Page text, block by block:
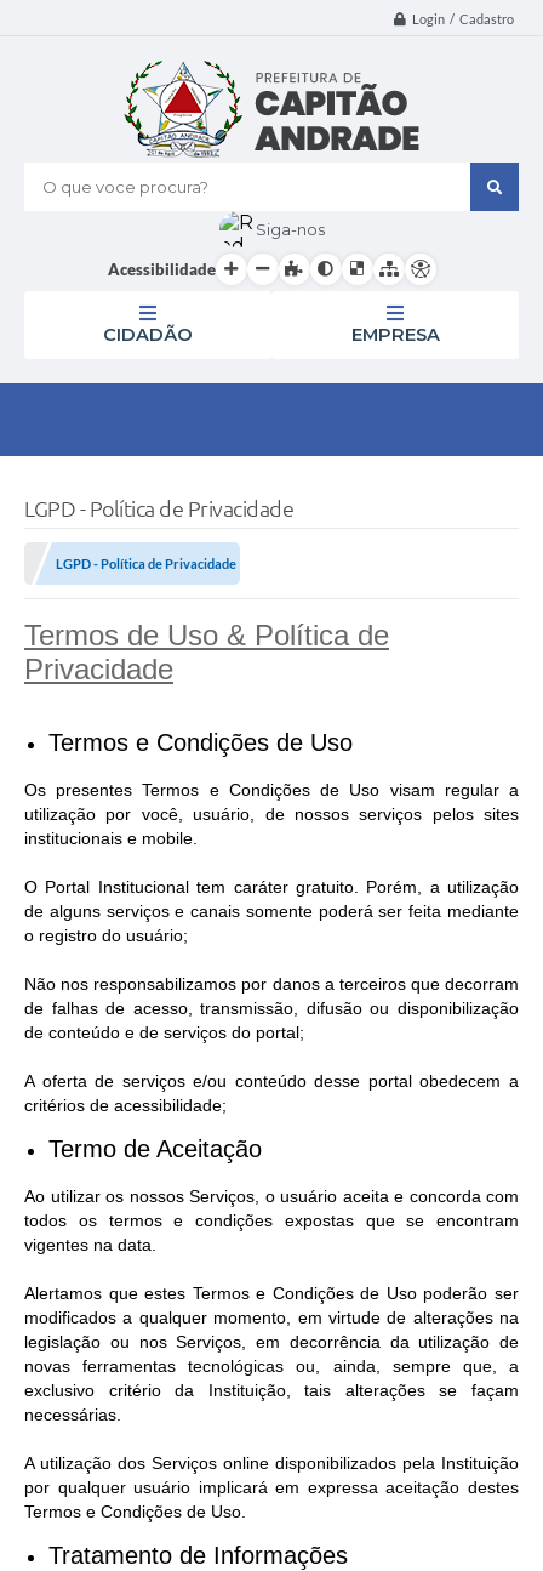
Login / Cadastro
O que voce procura?
Siga-nos
Acessibilidade
CIDADÃO EMPRESA
LGPD - Política de Privacidade
LGPD - Política de Privacidade
Termos de Uso & Política de
Privacidade
Termos e Condições de Uso
Os presentes Termos e Condições de Uso visam regular a
utilização por você, usuário, de nossos serviços pelos sites
institucionais e mobile.
O Portal Institucional tem caráter gratuito. Porém, a utilização
de alguns serviços e canais somente poderá ser feita mediante
o registro do usuário;
Não nos responsabilizamos por danos a terceiros que decorram
de falhas de acesso, transmissão, difusão ou disponibilização
de conteúdo e de serviços do portal;
A oferta de serviços e/ou conteúdo desse portal obedecem a
critérios de acessibilidade;
Termo de Aceitação
Ao utilizar os nossos Serviços, o usuário aceita e concorda com
todos os termos e condições expostas que se encontram
vigentes na data.
Alertamos que estes Termos e Condições de Uso poderão ser
modificados a qualquer momento, em virtude de alterações na
legislação ou nos Serviços, em decorrência da utilização de
novas ferramentas tecnológicas ou, ainda, sempre que, a
exclusivo critério da Instituição, tais alterações se façam
necessárias.
A utilização dos Serviços online disponibilizados pela Instituição
por qualquer usuário implicará em expressa aceitação destes
Termos e Condições de Uso.
Tratamento de Informações